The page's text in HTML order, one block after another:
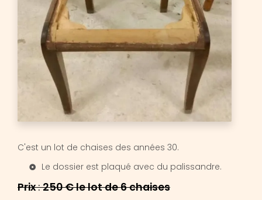
C'est un lot de chaises des années 30.
Le dossier est plaqué avec du palissandre.
Prix:250 € le lot de 6 chaises